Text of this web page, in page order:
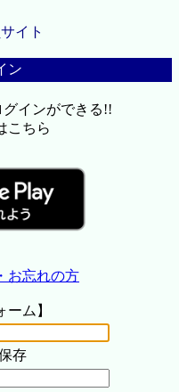
イト
ン
インができる!!
こちら
お忘れの方
ーム】
存